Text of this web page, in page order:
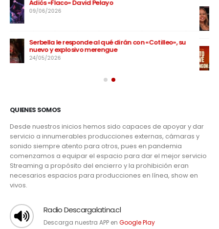
Los Some Son unen generaciones con el lanzamiento
Elito Revé en Chile 2026: 70 años del Charangón
28/04/2026
Desde nuestros inicios hemos sido capaces de apoyar y dar
servicio a innumerables producciones externas, cámaras y
sonido siempre atento para otros, pues en pandemia
comenzamos a equipar el espacio para dar el mejor servicio
Streaming a propósito del encierro y la prohibición eran
necesarios espacios para producciones en línea, show en
Radio Descargalatina.cl